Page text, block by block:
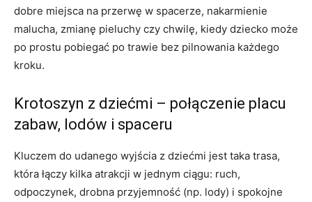
dobre miejsca na przerwę w spacerze, nakarmienie
malucha, zmianę pieluchy czy chwilę, kiedy dziecko może
po prostu pobiegać po trawie bez pilnowania każdego
kroku.
Krotoszyn z dziećmi – połączenie placu
zabaw, lodów i spaceru
Kluczem do udanego wyjścia z dziećmi jest taka trasa,
która łączy kilka atrakcji w jednym ciągu: ruch,
odpoczynek, drobna przyjemność (np. lody) i spokojne